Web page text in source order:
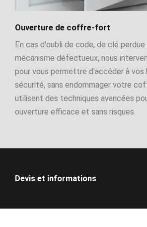
Ouverture de coffre-fort
En cas d'oubli de code, de clé perdue
mécanisme défectueux, nous
pour vous permettre d'accéder à vos
sécurité, sans endommager votre
utilisent des techniques avancées
ouverture efficace et sans risques.
Devis et informations